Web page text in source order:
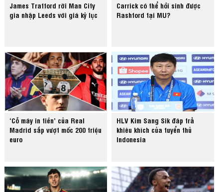
James Trafford rời Man City
gia nhập Leeds với giá kỷ lục
Carrick có thể hồi sinh được
Rashford tại MU?
‘Cỗ máy in tiền’ của Real
Madrid sắp vượt mốc 200 triệu
euro
HLV Kim Sang Sik đáp trả
khiêu khích của tuyển thủ
Indonesia